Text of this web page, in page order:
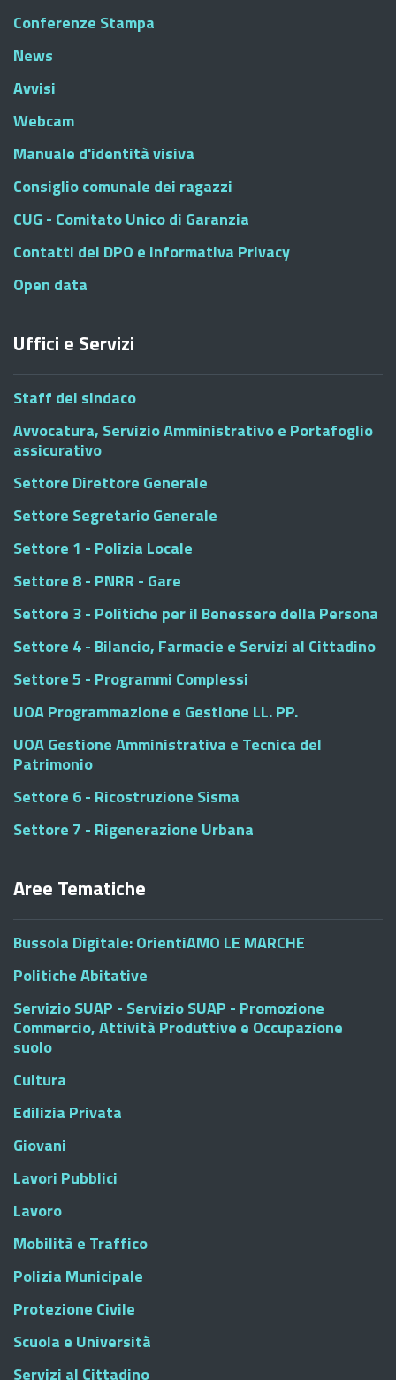
Conferenze Stampa
News
Avvisi
Webcam
Manuale d'identità visiva
Consiglio comunale dei ragazzi
CUG - Comitato Unico di Garanzia
Contatti del DPO e Informativa Privacy
Open data
Uffici e Servizi
Staff del sindaco
Avvocatura, Servizio Amministrativo e Portafoglio
assicurativo
Settore Direttore Generale
Settore Segretario Generale
Settore 1 - Polizia Locale
Settore 8 - PNRR - Gare
Settore 3 - Politiche per il Benessere della Persona
Settore 4 - Bilancio, Farmacie e Servizi al Cittadino
Settore 5 - Programmi Complessi
UOA Programmazione e Gestione LL. PP.
UOA Gestione Amministrativa e Tecnica del
Patrimonio
Settore 6 - Ricostruzione Sisma
Settore 7 - Rigenerazione Urbana
Aree Tematiche
Bussola Digitale: OrientiAMO LE MARCHE
Politiche Abitative
Servizio SUAP - Servizio SUAP - Promozione
Commercio, Attività Produttive e Occupazione
suolo
Cultura
Edilizia Privata
Giovani
Lavori Pubblici
Lavoro
Mobilità e Traffico
Polizia Municipale
Protezione Civile
Scuola e Università
Servizi al Cittadino